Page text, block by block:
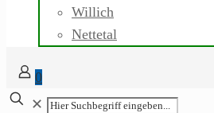
Willich
Nettetal
0
✕